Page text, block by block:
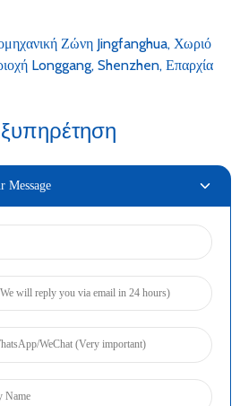
Ζώνη Jingfanghua, Χωριό
Longgang, Shenzhen, Επαρχία
Υπολογιστές
Message